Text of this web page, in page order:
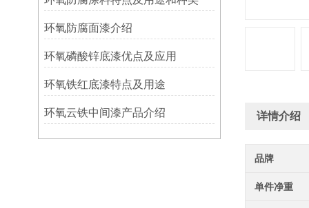
环氧防腐面漆介绍
环氧磷酸锌底漆优点及应用
环氧铁红底漆特点及用途
环氧云铁中间漆产品介绍 详情介绍
品牌
单件净重